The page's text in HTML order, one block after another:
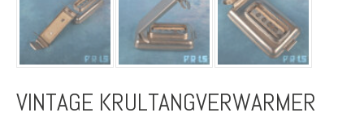
VINTAGE KRULTANGVERWARMER